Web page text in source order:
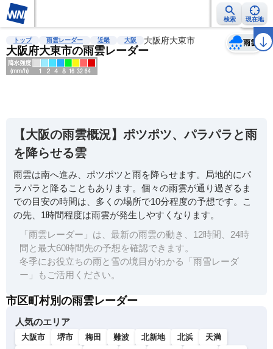
検索 現在地
雨雲レーダー 台風情報 地震情報 警報・注意報 2週間天気 ラ
トップ 雨雲レーダー 近畿 大阪 大阪府大東市
大阪府大東市の雨雲レーダー
雨雲
天気 台風
【大阪の雨雲概況】ポツポツ、パラパラと雨
を降らせる雲
雨雲は南へ進み、ポツポツと雨を降らせます。局地的にパ
ラパラと降ることもあります。個々の雨雲が通り過ぎるま
での目安の時間は、多くの場所で10分程度の予想です。こ
の先、1時間程度は雨雲が発生しやすくなります。
「雨雲レーダー」は、最新の雨雲の動き、12時間、24時
間と最大60時間先の予想を確認できます。
冬季にお役立ちの雨と雪の境目がわかる「雨雪レーダ
ー」もご活用ください。
市区町村別の雨雲レーダー
人気のエリア
大阪市 堺市 梅田 難波 北新地 北浜
天満